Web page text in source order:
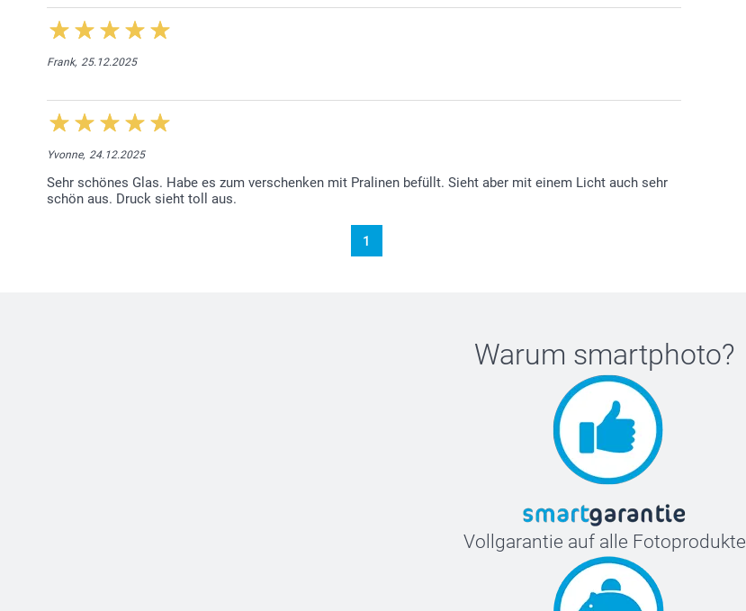
Frank, 25.12.2025
Yvonne, 24.12.2025
Sehr schönes Glas. Habe es zum verschenken mit Pralinen befüllt. Sieht aber mit einem Licht auch sehr
schön aus. Druck sieht toll aus.
1
Warum smartphoto?
Vollgarantie auf alle Fotoprodukte